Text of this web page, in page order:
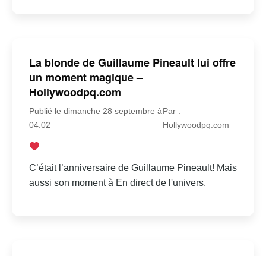
La blonde de Guillaume Pineault lui offre
un moment magique –
Hollywoodpq.com
Publié le dimanche 28 septembre à
04:02
Par :
Hollywoodpq.com
C’était l’anniversaire de Guillaume Pineault! Mais
aussi son moment à En direct de l'univers.